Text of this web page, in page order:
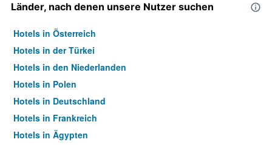
Länder, nach denen unsere Nutzer suchen
Hotels in Österreich
Hotels in der Türkei
Hotels in den Niederlanden
Hotels in Polen
Hotels in Deutschland
Hotels in Frankreich
Hotels in Ägypten